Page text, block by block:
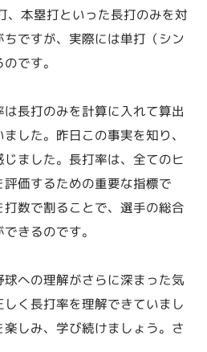
、本塁打といった長打のみを対
ですが、実際には単打（シン
です。
長打のみを計算に入れて算出
した。昨日この事実を知り、
ました。長打率は、全てのヒ
価するための重要な指標で
数で割ることで、選手の総合
きるのです。
への理解がさらに深まった気
く長打率を理解できていまし
しみ、学び続けましょう。さ